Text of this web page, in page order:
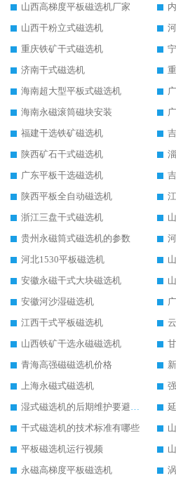
山西高梯度平板磁选机厂家
山西干粉立式磁选机
重庆铁矿干式磁选机
济南干式磁选机
海南超大型平板式磁选机
海南永磁滚筒磁块安装
福建干选铁矿磁选机
陕西矿石干式磁选机
广东平板干选磁选机
陕西平板全自动磁选机
浙江三盘干式磁选机
贵州永磁筒式磁选机的参数
河北1530平板磁选机
安徽永磁干式大块磁选机
安徽河沙湿磁选机
江西干式平板磁选机
山西铁矿干选永磁磁选机
青海高强磁磁选机价格
上海永磁式磁选机
湿式磁选机的后期维护要避开哪些坑
干式磁选机的技术标准有哪些
平板磁选机运行视频
永磁高梯度平板磁选机